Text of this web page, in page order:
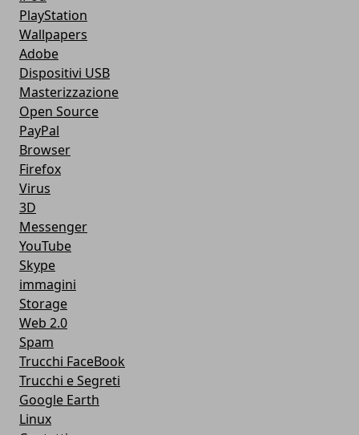
PlayStation
Wallpapers
Adobe
Dispositivi USB
Masterizzazione
Open Source
PayPal
Browser
Firefox
Virus
3D
Messenger
YouTube
Skype
immagini
Storage
Web 2.0
Spam
Trucchi FaceBook
Trucchi e Segreti
Google Earth
Linux